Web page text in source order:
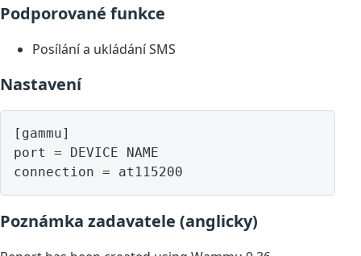
Podporované funkce
Posílání a ukládání SMS
Nastavení
[gammu]
port = DEVICE NAME
Poznámka zadavatele (anglicky)